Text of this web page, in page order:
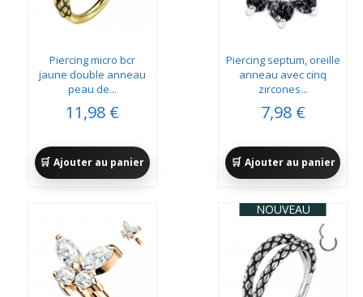
Piercing micro bcr
jaune double anneau
peau de...
11,98 €
Ajouter au panier
Piercing septum, oreille
anneau avec cinq
zircones...
7,98 €
Ajouter au panier
NOUVEAU